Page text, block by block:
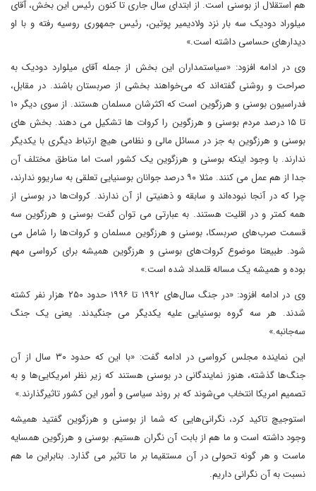
هم استقلال از بوسنی است. از ابتدای سال جاری تا کنون رئیس این بخش، آقای
میلوراد دودیک سه بار نزد ولادیمیر پوتین، رئیس جمهوری روسیه رفته و با او
دیدارهای حساسی داشته است.»
وی در ادامه افزود: «سیاستمداران این بخش از جمله آقای میلوارد دودیک به
صراحت و روشنی گفته‌اند که می‌خواهند بخشی از صربستان باشند. در مقابل،
فدراسیون بوسنی و هرزگوین است که اکثرشان مسلمان هستند. از سوی دیگر ۱۰
تا ۱۵ درصد مردم بوسنی و هرزگوین را کروات ها تشکیل می دهند. بخش های
بوسنی و هرزگوین به جز در مسائل مالی و نظامی هیچ ارتباط دیگری با یکدیگر
ندارند. با وجود اینکه بوسنی و هرزگوین یک کشور است اما مناطق مختلف آن
جدا از هم عمل می کنند. مثلا ۹۰ درصد جوانان بوسنیایی تعلقی به ساریوو ندارند،
چرا که در آنجا نبوده‌اند و سابقه‌ و ذهنیتی از آن ندارند. کروات‌ها در بوسنی از
همه کمتر و در اقلیت هستند. به عبارتی می توان گفت بوسنی و هرزگوین سه
قسمت صرب‌های صربسکا، بوسنی و هرزگوین مسلمان و کروات‌ها را شامل می
شود. طبیعتا موضوع کروات‌های بوسنی و هرزگوین همیشه برای کرواسی مهم
بوده و همیشه یک مساله قلمداد شده است.»
وی در ادامه افزود: «در جنگ سال‌های ۱۹۹۲ تا ۱۹۹۶ حدود ۲۵۰ هزار نفر کشته
شدند. هر سه گروه بوسنیایی علیه یکدیگر می جنگیدند. یعنی یک جنگ
سه‌جانبه.»
این نماینده مجلس کرواسی در ادامه گفت: «با این که حدود ۳۰ سال از آن
جنگ‌ها گذشته، هنوز نمایندگانی در بوسنی هستند که زیر نظر امریکایی‌ها و به
تصمیم امریکا انتخاب می‌شوند که بر روند سیاسی و أمور این کشور تاثیرگذارند.»
استوجیچ تاکید کرد، نگرانی‌هایی که شما از بوسنی و هرزگوین گفتید همیشه
وجود داشته است و ما هم از بابت آن نگران هستیم. بوسنی و هرزگوین همسایه
ماست و هر گونه تحولی در آن مستقیما بر ما تاثیر می گذارد. بنابراین ما هم
نسبت به آن نگرانی داریم.